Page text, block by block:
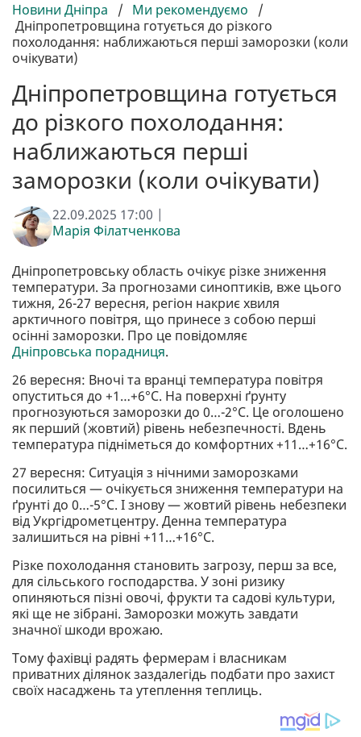
Новини Дніпра / Ми рекомендуємо
/
Дніпропетровщина готується до різкого
похолодання: наближаються перші заморозки (коли
очікувати)
Дніпропетровщина готується
до різкого похолодання:
наближаються перші
заморозки (коли очікувати)
22.09.2025 17:00 |
Марія Філатченкова
Дніпропетровську область очікує різке зниження
температури. За прогнозами синоптиків, вже цього
тижня, 26-27 вересня, регіон накриє хвиля
арктичного повітря, що принесе з собою перші
осінні заморозки. Про це повідомляє
Дніпровська порадниця.
26 вересня: Вночі та вранці температура повітря
опуститься до +1…+6°C. На поверхні ґрунту
прогнозуються заморозки до 0…-2°C. Це оголошено
як перший (жовтий) рівень небезпечності. Вдень
температура підніметься до комфортних +11…+16°C.
27 вересня: Ситуація з нічними заморозками
посилиться — очікується зниження температури на
ґрунті до 0…-5°C. І знову — жовтий рівень небезпеки
від Укргідрометцентру. Денна температура
залишиться на рівні +11…+16°C.
Різке похолодання становить загрозу, перш за все,
для сільського господарства. У зоні ризику
опиняються пізні овочі, фрукти та садові культури,
які ще не зібрані. Заморозки можуть завдати
значної шкоди врожаю.
Тому фахівці радять фермерам і власникам
приватних ділянок заздалегідь подбати про захист
своїх насаджень та утеплення теплиць.